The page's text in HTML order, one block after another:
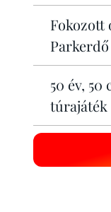
Fokozott
Parkerdő
50 év,
túrajáték